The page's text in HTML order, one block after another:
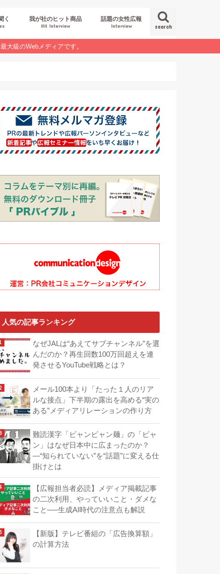
search
く 我が社のヒット商品
Hit Interview
話題の女性広報
Interview
大級のWebメディアです。
人気の記事ランキング
なぜJALは“あえてサブチャンネル”を選
んだのか？再生回数100万回超えを連
発させるYouTube戦略とは？
メール100本より「たった１人のリア
ルな接点」下半期の露出を高める“実の
ある”メディアリレーションの作り方
難読漢字「ビャンビャン麺」の「ビャ
ン」はなぜ日本中に広まったのか？
―“知られていない”を“話題”に変える仕
掛けとは
【広報担当者必読】メディア掲載記事
の二次利用、やっていいこと・ダメな
こと──生成AI時代の注意点も解説
【新版】テレビ番組の「広告換算額」
の計算方法